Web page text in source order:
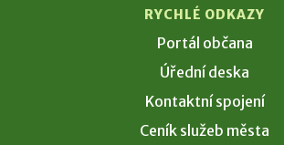
RYCHLÉ ODKAZY
Portál občana
Úřední deska
Kontaktní spojení
Ceník služeb města